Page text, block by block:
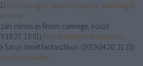
) Rozmaringos tepsis burgonya, különleges
köret.
csinos és finom csemege, köszi!
13:01) Finom diókrémes sütemény.
Sarus: Ismét fantasztikus. (2019.04.20. 21:22)
tojás saláta.